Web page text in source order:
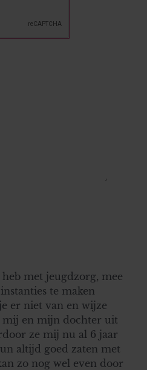
met jeugdzorg, mee
te maken
er niet van en wijze
mij en mijn dochter uit
ze mij nu al 6 jaar
altijd goed zaten met
zo nog wel even door